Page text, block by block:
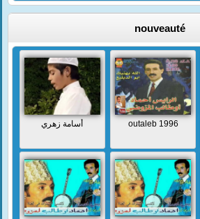
nouveauté
أسامة زهري outaleb 1996